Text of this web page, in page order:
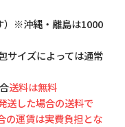
）※沖縄・離島は1000
サイズによっては通常
送料は無料
送した場合の送料で
の運賃は実費負担とな